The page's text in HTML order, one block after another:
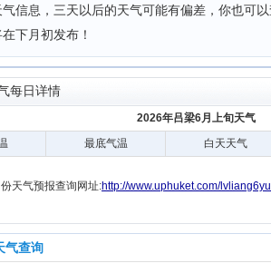
信息，三天以后的天气可能有偏差，你也可
下月初发布！
每日详情
2026年吕梁6月上旬天气
最底气温 白天天气
天气预报查询网址:http://www.uphuket.com/
气查询